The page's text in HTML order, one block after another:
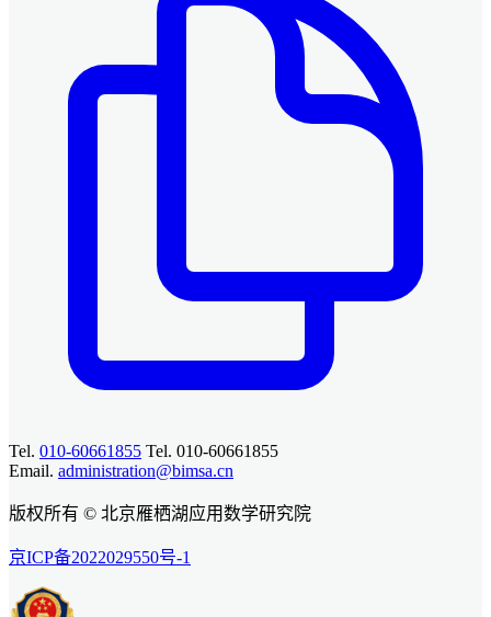
Tel. 010-60661855 Tel. 010-60661855
Email. administration@bimsa.cn
版权所有 © 北京雁栖湖应用数学研究院
京ICP备2022029550号-1